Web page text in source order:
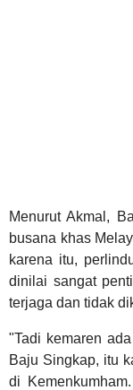
Menurut Akmal,
busana khas
karena itu,
dinilai sangat
terjaga dan tidak
"Tadi kemaren
Baju Singkap, itu
di